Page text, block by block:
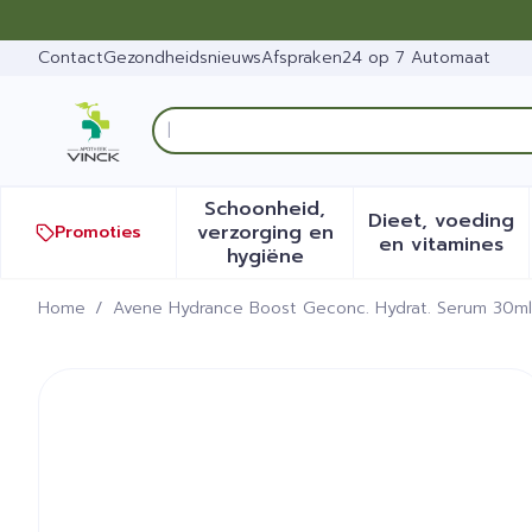
ContactGezondheidsnieuwsAfspraken24 op 7 Automaat
Product, merk, categorie...
Op zoek n
Promoties
Schoonheid,
verzorging en
hygiëneToon submenu voor
Dieet, voeding
en vitamines
Toon
Home / Avene Hydrance Boost Geconc. Hydrat. Serum 30ml
Avene Hydrance Boost